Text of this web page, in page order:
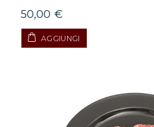
50,00 €
AGGIUNGI